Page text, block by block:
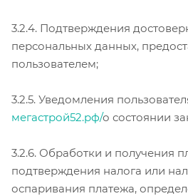
3.2.4. Подтверждения
персональных данных,
пользователем;
3.2.5. Уведомления
мегастрой52.рф/о состоянии
3.2.6. Обработки и получения
подтверждения налога или
оспаривания платежа,